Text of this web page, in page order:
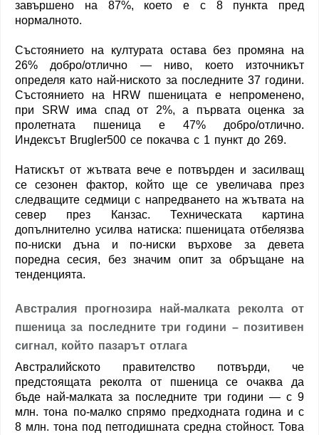
завършено на 87%, което е с 8 пункта пред
нормалното.
Състоянието на културата остава без промяна на
26% добро/отлично — ниво, което източникът
определя като най-ниското за последните 37 години.
Състоянието на HRW пшеницата е непроменено,
при SRW има спад от 2%, а първата оценка за
пролетната пшеница е 47% добро/отлично.
Индексът Brugler500 се покачва с 1 пункт до 269.
Натискът от жътвата вече е потвърден и засилващ
се сезонен фактор, който ще се увеличава през
следващите седмици с напредването на жътвата на
север през Канзас. Техническата картина
допълнително усилва натиска: пшеницата отбелязва
по-ниски дъна и по-ниски върхове за девета
поредна сесия, без значим опит за обръщане на
тенденцията.
Австралия прогнозира най-малката реколта от
пшеница за последните три години – позитивен
сигнал, който пазарът отлага
Австралийското правителство потвърди, че
предстоящата реколта от пшеница се очаква да
бъде най-малката за последните три години — с 9
млн. тона по-малко спрямо предходната година и с
8 млн. тона под петгодишната средна стойност. Това